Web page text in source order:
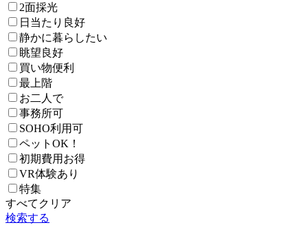
2面採光
日当たり良好
静かに暮らしたい
眺望良好
買い物便利
最上階
お二人で
事務所可
SOHO利用可
ペットOK！
初期費用お得
VR体験あり
特集
すべてクリア
検索する